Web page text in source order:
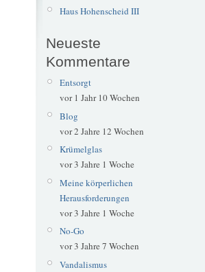
Haus Hohenscheid III
Neueste
Kommentare
Entsorgt
vor 1 Jahr 10 Wochen
Blog
vor 2 Jahre 12 Wochen
Krümelglas
vor 3 Jahre 1 Woche
Meine körperlichen
Herausforderungen
vor 3 Jahre 1 Woche
No-Go
vor 3 Jahre 7 Wochen
Vandalismus